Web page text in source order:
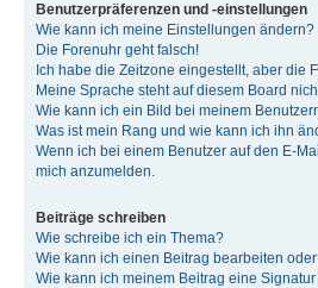
Benutzerpräferenzen und -einstellungen
Wie kann ich meine Einstellungen ändern?
Die Forenuhr geht falsch!
Ich habe die Zeitzone eingestellt, aber die
Meine Sprache steht auf diesem Board
Wie kann ich ein Bild bei meinem
Was ist mein Rang und wie kann ich ihn
Wenn ich bei einem Benutzer auf den E-
mich anzumelden.
Beiträge schreiben
Wie schreibe ich ein Thema?
Wie kann ich einen Beitrag bearbeiten
Wie kann ich meinem Beitrag eine